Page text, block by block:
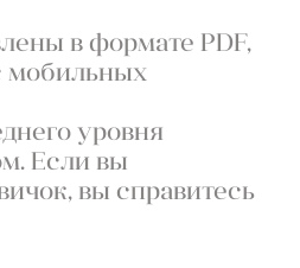
в формате РDF,
мобильных
уровня
Если вы
вы справитесь